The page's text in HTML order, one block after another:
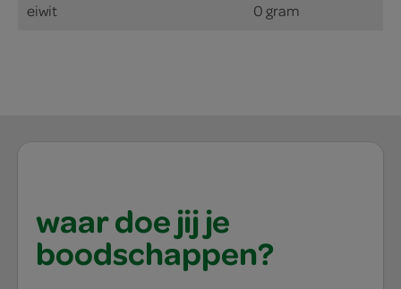
eiwit 0 gram
waar doe jij je
boodschappen?